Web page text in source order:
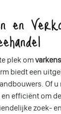
en
plek omvarkens
biedt een
Of
efficiënt om
zoek-